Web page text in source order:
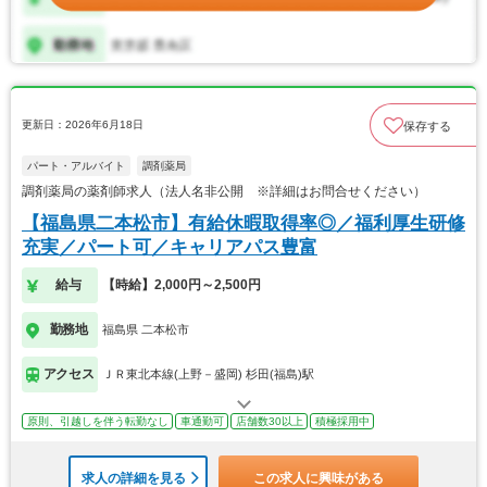
更新日：2026年6月18日 保存する
パート・アルバイト 調剤薬局
調剤薬局の薬剤師求人（法人名非公開 ※詳細はお問合せください）
【福島県二本松市】有給休暇取得率◎／福利厚生研修
充実／パート可／キャリアパス豊富
給与 【時給】2,000円～2,500円
勤務地 福島県 二本松市
アクセス ＪＲ東北本線(上野－盛岡) 杉田(福島)駅
原則、引越しを伴う転勤なし 車通勤可 店舗数30以上 積極採用中
求人の詳細を見る この求人に興味がある